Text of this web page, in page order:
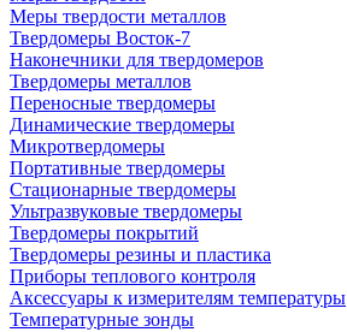
Меры твердости металлов
Твердомеры Восток-7
Наконечники для твердомеров
Твердомеры металлов
Переносные твердомеры
Динамические твердомеры
Микротвердомеры
Портативные твердомеры
Стационарные твердомеры
Ультразвуковые твердомеры
Твердомеры покрытий
Твердомеры резины и пластика
Приборы теплового контроля
Аксессуары к измерителям температуры
Температурные зонды